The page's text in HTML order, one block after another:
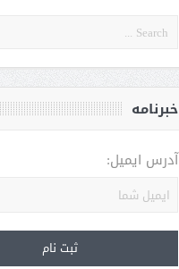
خبرنامه
آدرس ایمیل: